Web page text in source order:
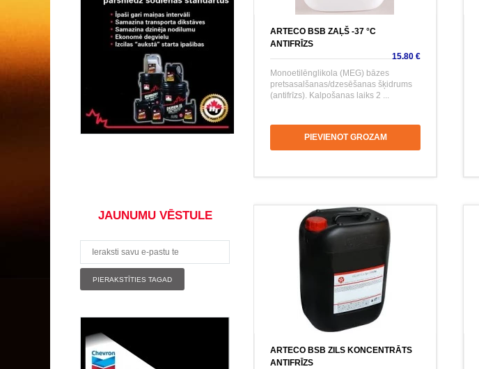
JAUNUMU VĒSTULE
ARTECO BSB ZAĻŠ -37 °C
ANTIFRĪZS
15.80 €
Monoetilēnglikola (MEG) bāzes
pretsasalšanas/dzesēšanas šķidrums
(antifrīzs). Kalpošanas laiks 2 ...
PIEVIENOT GROZAM
ARTECO BSB ZILS KONCENTRĀTS
ANTIFRĪZS